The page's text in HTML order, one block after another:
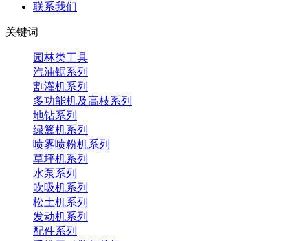
联系我们
关键词
园林类工具
汽油锯系列
割灌机系列
多功能机及高枝系列
地钻系列
绿篱机系列
喷雾喷粉机系列
草坪机系列
水泵系列
吹吸机系列
松土机系列
发动机系列
配件系列